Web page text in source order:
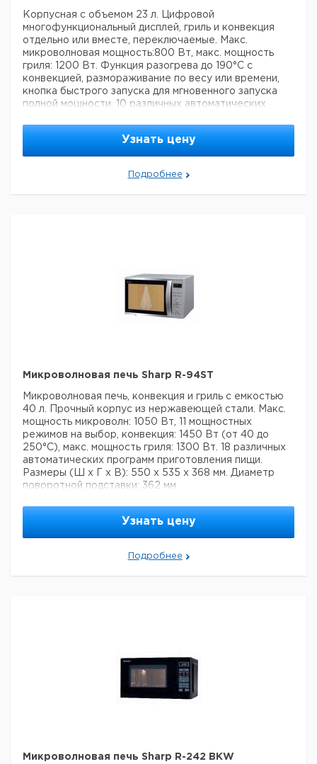
Корпусная с объемом 23 л. Цифровой
многофункциональный дисплей, гриль и конвекция
отдельно или вместе, переключаемые. Макс.
микроволновая мощность:800 Вт, макс. мощность
гриля: 1200 Вт. Функция разогрева до 190°C с
конвекцией, размораживание по весу или времени,
кнопка быстрого запуска для мгновенного запуска
полной мощности, 10 различных автоматических
уровнями на выбор, с замком.
Размеры (Ш х Г х В): 495 x 415 x 295 mm. Диаметр
диска: 270 мм.
Узнать цену
Подробнее
Микроволновая печь Sharp R-94ST
Микроволновая печь, конвекция и гриль с емкостью
40 л. Прочный корпус из нержавеющей стали. Макс.
мощность микроволн: 1050 Вт, 11 мощностных
режимов на выбор, конвекция: 1450 Вт (от 40 до
250°C), макс. мощность гриля: 1300 Вт. 18 различных
автоматических программ приготовления пищи.
Размеры (Ш х Г х В): 550 х 535 х 368 мм. Диаметр
поворотной подставки: 362 мм.
Узнать цену
Подробнее
Микроволновая печь Sharp R-242 BKW